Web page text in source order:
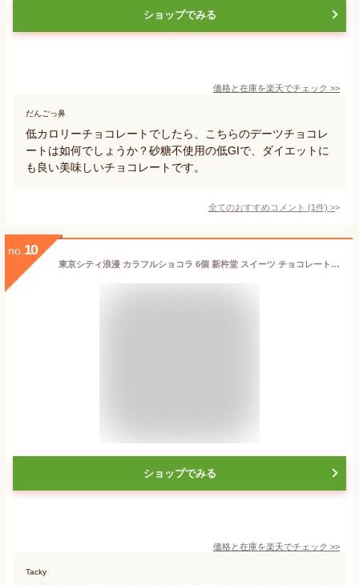
ショップでみる
価格と在庫を楽天でチェック >>
だんごっ鼻
低カロリーチョコレートでしたら、こちらのデーツチョコレ
ートは如何でしょうか？砂糖不使用の低GIで、ダイエットに
も良い美味しいチョコレートです。
全てのおすすめコメント (1件) >
no. 10
東京シティ浪漫 カラフルショコラ 6個 新杵堂 スイーツ チョコレート ギフト プレゼント お供え 70代 80代 もらって嬉しい 孫
ショップでみる
価格と在庫を楽天でチェック >>
Tacky